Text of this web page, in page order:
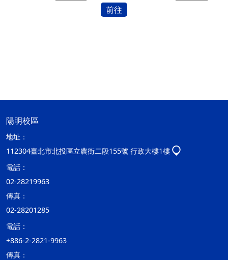
前往
陽明校區
地址：
112304臺北市北投區立農街二段155號 行政大樓1樓
電話：
02-28219963
傳真：
02-28201285
電話：
+886-2-2821-9963
傳真：